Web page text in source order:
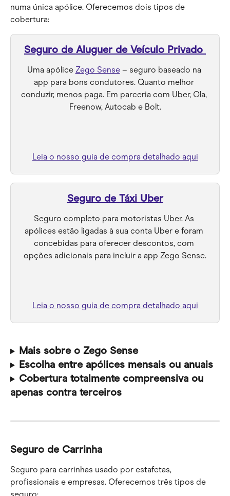
numa única apólice. Oferecemos dois tipos de
cobertura:
Seguro de Aluguer de Veículo Privado
Uma apólice Zego Sense – seguro baseado na
app para bons condutores. Quanto melhor
conduzir, menos paga. Em parceria com Uber, Ola,
Freenow, Autocab e Bolt.
Leia o nosso guia de compra detalhado aqui
Seguro de Táxi Uber
Seguro completo para motoristas Uber. As
apólices estão ligadas à sua conta Uber e foram
concebidas para oferecer descontos, com
opções adicionais para incluir a app Zego Sense.
Leia o nosso guia de compra detalhado aqui
Mais sobre o Zego Sense
Escolha entre apólices mensais ou anuais
Cobertura totalmente compreensiva ou
apenas contra terceiros
Seguro de Carrinha
Seguro para carrinhas usado por estafetas,
profissionais e empresas. Oferecemos três tipos de